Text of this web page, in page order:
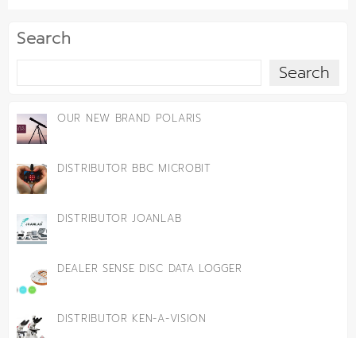
Search
Search
OUR NEW BRAND POLARIS
DISTRIBUTOR BBC MICROBIT
DISTRIBUTOR JOANLAB
DEALER SENSE DISC DATA LOGGER
DISTRIBUTOR KEN-A-VISION